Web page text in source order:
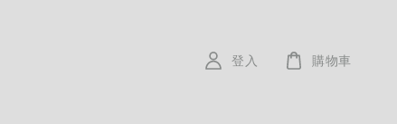
登入 購物車